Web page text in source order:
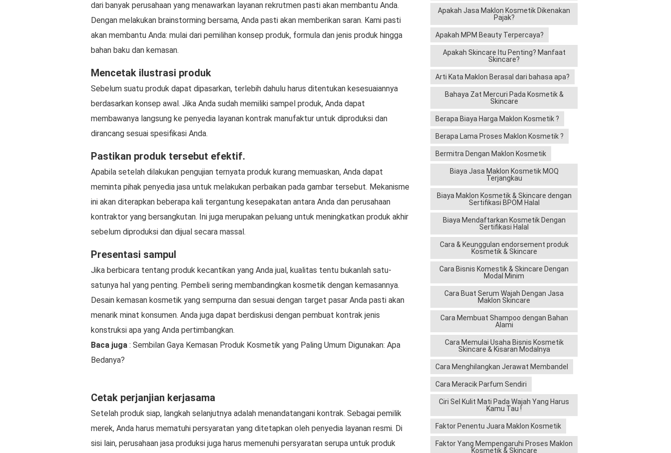
dari banyak perusahaan yang menawarkan layanan rekrutmen pasti akan membantu Anda.
Dengan melakukan brainstorming bersama, Anda pasti akan memberikan saran. Kami pasti
akan membantu Anda: mulai dari pemilihan konsep produk, formula dan jenis produk hingga
bahan baku dan kemasan.
Mencetak ilustrasi produk
Sebelum suatu produk dapat dipasarkan, terlebih dahulu harus ditentukan kesesuaiannya
berdasarkan konsep awal. Jika Anda sudah memiliki sampel produk, Anda dapat
membawanya langsung ke penyedia layanan kontrak manufaktur untuk diproduksi dan
dirancang sesuai spesifikasi Anda.
Pastikan produk tersebut efektif.
Apabila setelah dilakukan pengujian ternyata produk kurang memuaskan, Anda dapat
meminta pihak penyedia jasa untuk melakukan perbaikan pada gambar tersebut. Mekanisme
ini akan diterapkan beberapa kali tergantung kesepakatan antara Anda dan perusahaan
kontraktor yang bersangkutan. Ini juga merupakan peluang untuk meningkatkan produk akhir
sebelum diproduksi dan dijual secara massal.
Presentasi sampul
Jika berbicara tentang produk kecantikan yang Anda jual, kualitas tentu bukanlah satu-
satunya hal yang penting. Pembeli sering membandingkan kosmetik dengan kemasannya.
Desain kemasan kosmetik yang sempurna dan sesuai dengan target pasar Anda pasti akan
menarik minat konsumen. Anda juga dapat berdiskusi dengan pembuat kontrak jenis
konstruksi apa yang Anda pertimbangkan.
Baca juga : Sembilan Gaya Kemasan Produk Kosmetik yang Paling Umum Digunakan: Apa
Bedanya?
Cetak perjanjian kerjasama
Setelah produk siap, langkah selanjutnya adalah menandatangani kontrak. Sebagai pemilik
merek, Anda harus mematuhi persyaratan yang ditetapkan oleh penyedia layanan resmi. Di
sisi lain, perusahaan jasa produksi juga harus memenuhi persyaratan serupa untuk produk
Apakah Jasa Maklon Kosmetik Dikenakan
Pajak?
Apakah MPM Beauty Terpercaya?
Apakah Skincare Itu Penting? Manfaat
Skincare?
Arti Kata Maklon Berasal dari bahasa apa?
Bahaya Zat Mercuri Pada Kosmetik &
Skincare
Berapa Biaya Harga Maklon Kosmetik ?
Berapa Lama Proses Maklon Kosmetik ?
Bermitra Dengan Maklon Kosmetik
Biaya Jasa Maklon Kosmetik MOQ
Terjangkau
Biaya Maklon Kosmetik & Skincare dengan
Sertifikasi BPOM Halal
Biaya Mendaftarkan Kosmetik Dengan
Sertifikasi Halal
Cara & Keunggulan endorsement produk
Kosmetik & Skincare
Cara Bisnis Komestik & Skincare Dengan
Modal Minim
Cara Buat Serum Wajah Dengan Jasa
Maklon Skincare
Cara Membuat Shampoo dengan Bahan
Alami
Cara Memulai Usaha Bisnis Kosmetik
Skincare & Kisaran Modalnya
Cara Menghilangkan Jerawat Membandel
Cara Meracik Parfum Sendiri
Ciri Sel Kulit Mati Pada Wajah Yang Harus
Kamu Tau !
Faktor Penentu Juara Maklon Kosmetik
Faktor Yang Mempengaruhi Proses Maklon
Kosmetik & Skincare